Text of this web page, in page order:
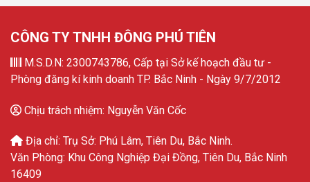
CÔNG TY TNHH ĐÔNG PHÚ TIÊN
M.S.D.N: 2300743786, Cấp tại Sở kế hoạch đầu tư -
Phòng đăng kí kinh doanh TP. Bắc Ninh - Ngày 9/7/2012
Chịu trách nhiệm: Nguyễn Văn Cốc
Địa chỉ: Trụ Sở: Phú Lâm, Tiên Du, Bắc Ninh.
Văn Phòng: Khu Công Nghiệp Đại Đồng, Tiên Du, Bắc Ninh
16409